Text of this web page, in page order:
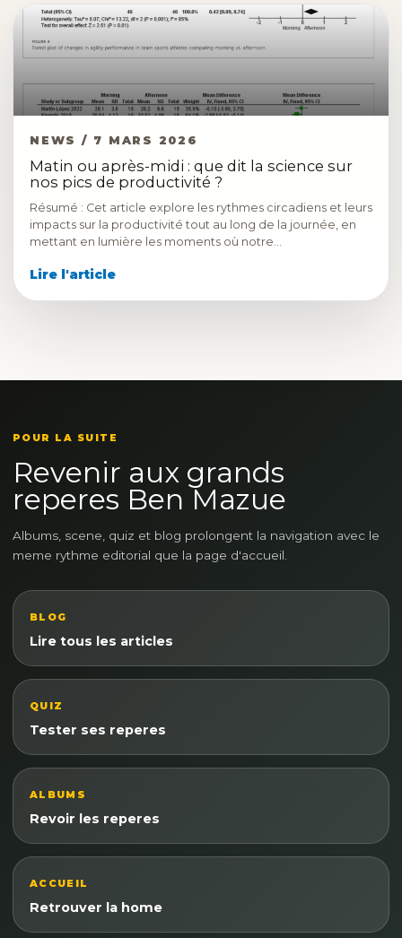
NEWS / 7 MARS 2026
Matin ou après-midi : que dit la science sur
nos pics de productivité ?
Résumé : Cet article explore les rythmes circadiens et leurs
impacts sur la productivité tout au long de la journée, en
mettant en lumière les moments où notre…
Lire l'article
POUR LA SUITE
Revenir aux grands
reperes Ben Mazue
Albums, scene, quiz et blog prolongent la navigation avec le
meme rythme editorial que la page d'accueil.
BLOG
Lire tous les articles
QUIZ
Tester ses reperes
ALBUMS
Revoir les reperes
ACCUEIL
Retrouver la home